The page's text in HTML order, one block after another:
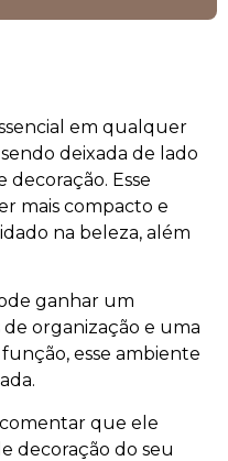
em qualquer
deixada de lado
Esse
mais compacto e
na beleza, além
ganhar um
organização e uma
esse ambiente
que ele
decoração do seu